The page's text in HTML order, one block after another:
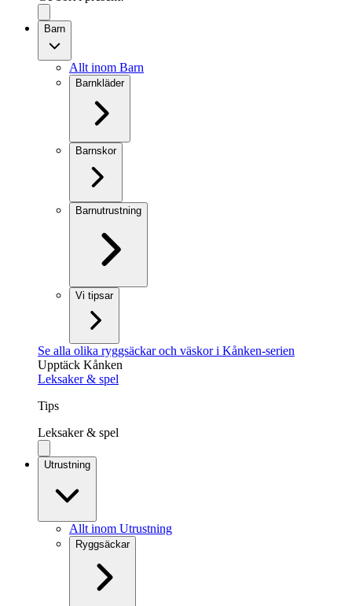
Barn
Allt inom Barn
Barnkläder
Barnskor
Barnutrustning
Vi tipsar
Se alla olika ryggsäckar och väskor i Kånken-serien
Upptäck Kånken
Leksaker & spel
Tips
Leksaker & spel
Utrustning
Allt inom Utrustning
Ryggsäckar